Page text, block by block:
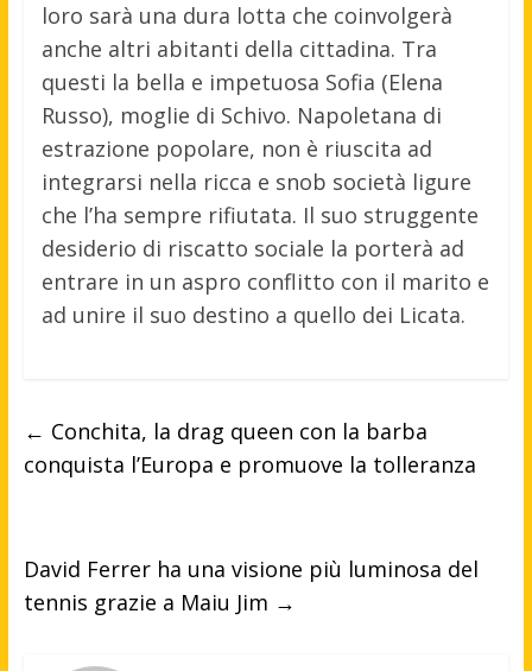
loro sarà una dura lotta che coinvolgerà
anche altri abitanti della cittadina. Tra
questi la bella e impetuosa Sofia (Elena
Russo), moglie di Schivo. Napoletana di
estrazione popolare, non è riuscita ad
integrarsi nella ricca e snob società ligure
che l’ha sempre rifiutata. Il suo struggente
desiderio di riscatto sociale la porterà ad
entrare in un aspro conflitto con il marito e
ad unire il suo destino a quello dei Licata.
← Conchita, la drag queen con la barba
conquista l’Europa e promuove la tolleranza
David Ferrer ha una visione più luminosa del
tennis grazie a Maiu Jim →